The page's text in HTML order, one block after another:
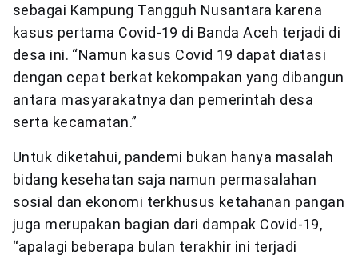
sebagai Kampung Tangguh Nusantara karena
kasus pertama Covid-19 di Banda Aceh terjadi di
desa ini. “Namun kasus Covid 19 dapat diatasi
dengan cepat berkat kekompakan yang dibangun
antara masyarakatnya dan pemerintah desa
serta kecamatan.”
Untuk diketahui, pandemi bukan hanya masalah
bidang kesehatan saja namun permasalahan
sosial dan ekonomi terkhusus ketahanan pangan
juga merupakan bagian dari dampak Covid-19,
“apalagi beberapa bulan terakhir ini terjadi